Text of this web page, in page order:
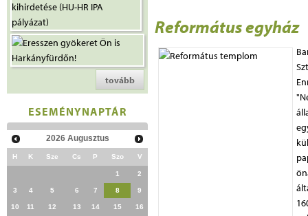
tovább
ESEMÉNYNAPTÁR
2026 Augusztus
H K Sze Cs P Szo V
1 2
3 4 5 6 7 8 9
10 11 12 13 14 15 16
Református egyház